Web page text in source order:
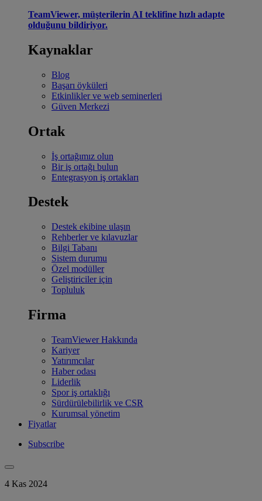
TeamViewer, müşterilerin AI teklifine hızlı adapte
olduğunu bildiriyor.
Kaynaklar
Blog
Başarı öyküleri
Etkinlikler ve web seminerleri
Güven Merkezi
Ortak
İş ortağımız olun
Bir iş ortağı bulun
Entegrasyon iş ortakları
Destek
Destek ekibine ulaşın
Rehberler ve kılavuzlar
Bilgi Tabanı
Sistem durumu
Özel modüller
Geliştiriciler için
Topluluk
Firma
TeamViewer Hakkında
Kariyer
Yatırımcılar
Haber odası
Liderlik
Spor iş ortaklığı
Sürdürülebilirlik ve CSR
Kurumsal yönetim
Fiyatlar
Subscribe
4 Kas 2024